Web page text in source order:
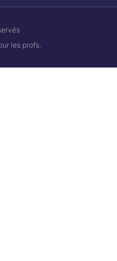
les profs.